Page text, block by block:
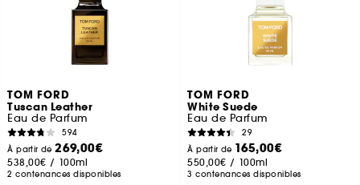
TOM FORD
Tuscan Leather
Eau de Parfum
594
À partir de269,00€
538,00€ / 100ml
2 contenances disponibles
TOM FORD
White Suede
Eau de Parfum
29
À partir de 165,00€
550,00€ / 100ml
3 contenances disponibles